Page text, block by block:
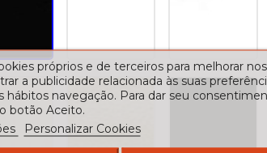
próprios e de terceiros para melhorar
a publicidade relacionada às suas
hábitos navegação. Para dar seu
botão Aceito.
Personalizar Cookies